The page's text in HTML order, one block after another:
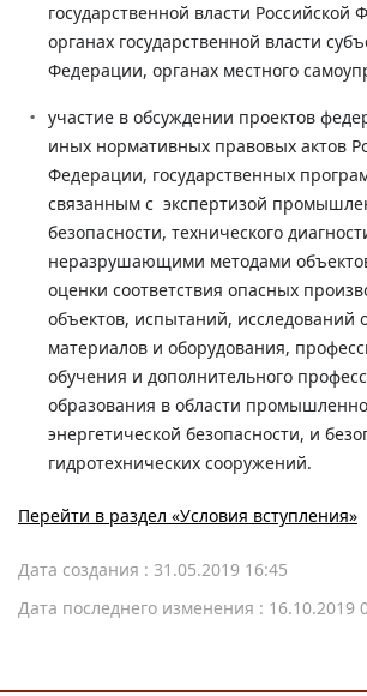
государственной власти Российской
органах государственной власти
Федерации, органах местного
участие в обсуждении проектов
иных нормативных правовых актов
Федерации, государственных
связанным с экспертизой
безопасности, технического
неразрушающими методами
оценки соответствия опасных
объектов, испытаний, исследований
материалов и оборудования,
обучения и дополнительного
образования в области
энергетической безопасности, и
гидротехнических сооружений.
Перейти в раздел «Условия вступления»
Дата создания : 31.05.2019 16:45
Дата последнего изменения : 16.10.2019